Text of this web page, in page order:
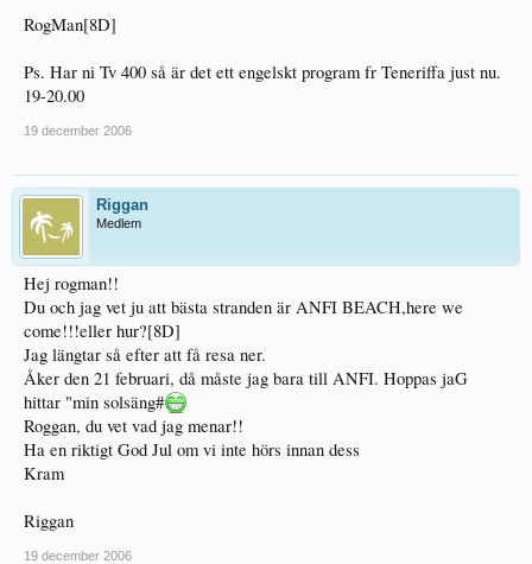
RogMan[8D]
Ps. Har ni Tv 400 så är det ett engelskt program fr Teneriffa just nu.
19-20.00
19 december 2006
Riggan
Medlem
Hej rogman!!
Du och jag vet ju att bästa stranden är ANFI BEACH,here we
come!!!eller hur?[8D]
Jag längtar så efter att få resa ner.
Åker den 21 februari, då måste jag bara till ANFI. Hoppas jaG
hittar "min solsäng#
Roggan, du vet vad jag menar!!
Ha en riktigt God Jul om vi inte hörs innan dess
Kram
Riggan
19 december 2006